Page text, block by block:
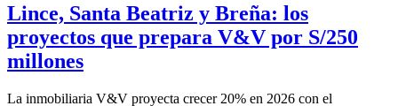
Lince, Santa Beatriz y Breña: los
proyectos que prepara V&V por S/250
millones
La inmobiliaria V&V proyecta crecer 20% en 2026 con el